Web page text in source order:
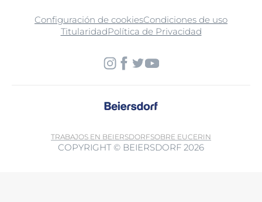
Configuración de cookiesCondiciones de uso
TitularidadPolítica de Privacidad
TRABAJOS EN BEIERSDORFSOBRE EUCERIN
COPYRIGHT © BEIERSDORF 2026